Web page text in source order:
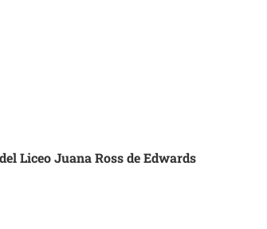
Liceo Juana Ross de Edwards